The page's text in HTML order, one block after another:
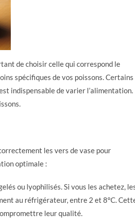
de choisir celle qui correspond le
spécifiques de vos poissons. Certains
indispensable de varier l’alimentation.
les vers de vase pour
optimale :
ou lyophilisés. Si vous les achetez,
au réfrigérateur, entre 2 et 8°C.
leur qualité.